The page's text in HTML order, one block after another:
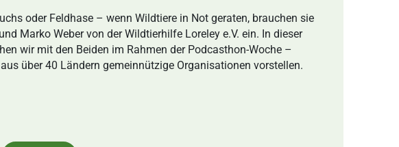
oder Feldhase – wenn Wildtiere in Not geraten, brauchen sie
Marko Weber von der Wildtierhilfe Loreley e.V. ein. In dieser
wir mit den Beiden im Rahmen der Podcasthon-Woche –
über 40 Ländern gemeinnützige Organisationen vorstellen.